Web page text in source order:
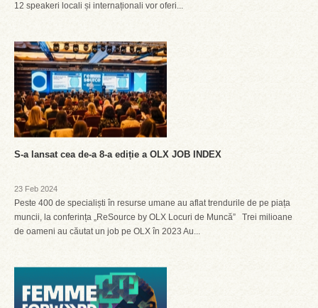
12 speakeri locali și internaționali vor oferi...
S-a lansat cea de-a 8-a ediție a OLX JOB INDEX
23 Feb 2024
Peste 400 de specialiști în resurse umane au aflat trendurile de pe piața
muncii, la conferința „ReSource by OLX Locuri de Muncă” Trei milioane
de oameni au căutat un job pe OLX în 2023 Au...